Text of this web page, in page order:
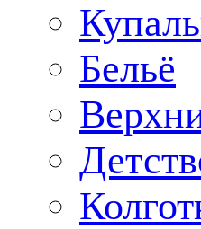
Бельё